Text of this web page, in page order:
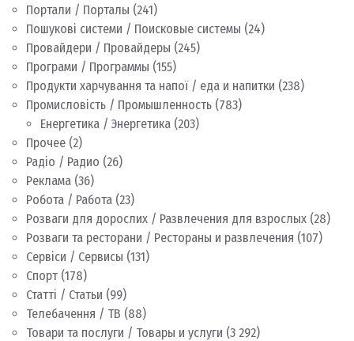
Портали / Порталы (241)
Пошукові системи / Поисковые системы (24)
Провайдери / Провайдеры (245)
Програми / Программы (155)
Продукти харчування та напої / еда и напитки (238)
Промисловість / Промышленность (783)
Енергетика / Энергетика (203)
Прочее (2)
Радіо / Радио (26)
Реклама (36)
Робота / Работа (23)
Розваги для дорослих / Развлечения для взрослых (28)
Розваги та ресторани / Рестораны и развлечения (107)
Сервіси / Сервисы (131)
Спорт (178)
Статті / Статьи (99)
Телебачення / ТВ (88)
Товари та послуги / Товары и услуги (3 292)